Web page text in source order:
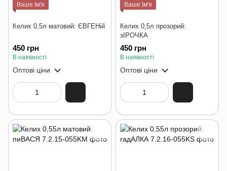
Ваше Ім'я
Келих 0,5л матовий: ЄВГЕНій
450 грн
В наявності
Оптові ціни
Ваше Ім'я
Келих 0,5л прозорий:
зІРОЧКА
450 грн
В наявності
Оптові ціни